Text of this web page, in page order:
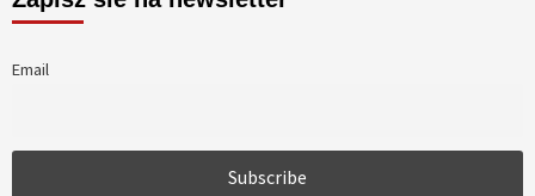
Email